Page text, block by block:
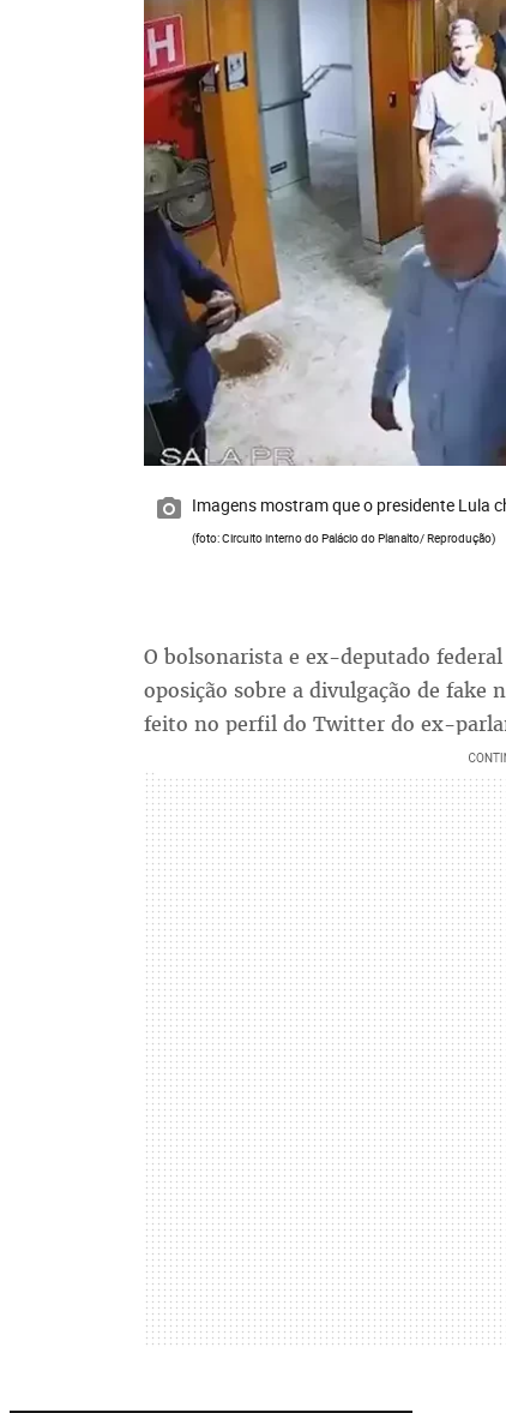
Imagens mostram que o presidente Lula
(foto: Circuito interno do Palácio do Planalto/ Reprodução)
O bolsonarista e ex-deputado
oposição sobre a divulgação de fake
feito no perfil do Twitter do ex-